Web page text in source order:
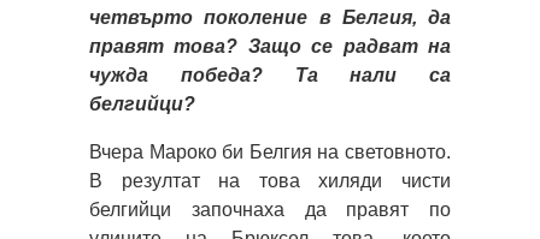
четвърто поколение в Белгия, да
правят това? Защо се радват на
чужда победа? Та нали са
белгийци?
Вчера Мароко би Белгия на световното.
В резултат на това хиляди чисти
белгийци започнаха да правят по